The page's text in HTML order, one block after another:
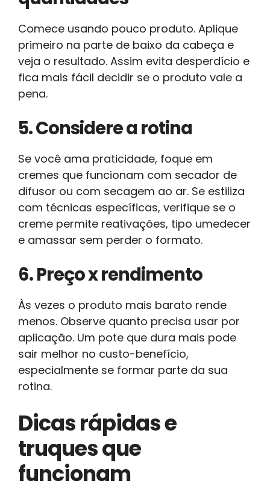
Comece usando pouco produto. Aplique
primeiro na parte de baixo da cabeça e
veja o resultado. Assim evita desperdício e
fica mais fácil decidir se o produto vale a
pena.
5. Considere a rotina
Se você ama praticidade, foque em
cremes que funcionam com secador de
difusor ou com secagem ao ar. Se estiliza
com técnicas específicas, verifique se o
creme permite reativações, tipo umedecer
e amassar sem perder o formato.
6. Preço x rendimento
Às vezes o produto mais barato rende
menos. Observe quanto precisa usar por
aplicação. Um pote que dura mais pode
sair melhor no custo-benefício,
especialmente se formar parte da sua
rotina.
Dicas rápidas e
truques que
funcionam